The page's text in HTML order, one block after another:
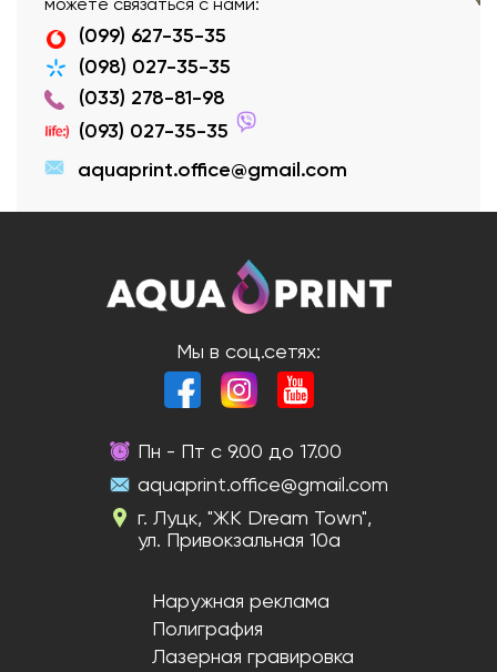
можете связаться с нами:
(099) 627-35-35
(098) 027-35-35
(033) 278-81-98
(093) 027-35-35
aquaprint.office@gmail.com
Мы в соц.сетях:
Пн - Пт с 9.00 до 17.00
aquaprint.office@gmail.com
г. Луцк, "ЖК Dream Town",
ул. Привокзальная 10а
Наружная реклама
Полиграфия
Лазерная гравировка